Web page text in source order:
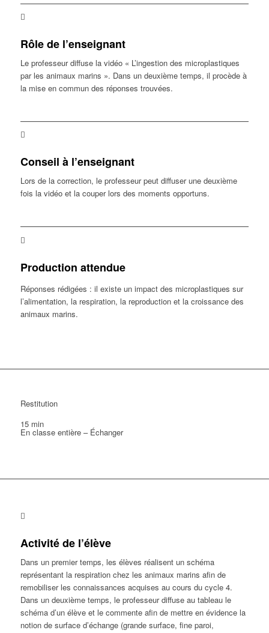
Rôle de l’enseignant
Le professeur diffuse la vidéo « L’ingestion des microplastiques
par les animaux marins ». Dans un deuxième temps, il procède à
la mise en commun des réponses trouvées.
Conseil à l’enseignant
Lors de la correction, le professeur peut diffuser une deuxième
fois la vidéo et la couper lors des moments opportuns.
Production attendue
Réponses rédigées : il existe un impact des microplastiques sur
l’alimentation, la respiration, la reproduction et la croissance des
animaux marins.
Restitution
15 min
En classe entière – Échanger
Activité de l’élève
Dans un premier temps, les élèves réalisent un schéma
représentant la respiration chez les animaux marins afin de
remobiliser les connaissances acquises au cours du cycle 4.
Dans un deuxième temps, le professeur diffuse au tableau le
schéma d’un élève et le commente afin de mettre en évidence la
notion de surface d’échange (grande surface, fine paroi,